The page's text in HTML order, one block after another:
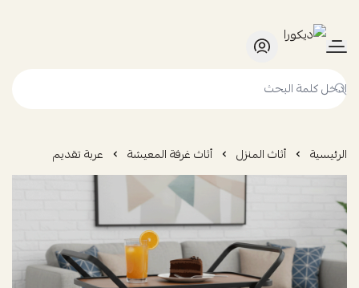
ديكورا
الرئيسية أثاث المنزل أثاث غرفة المعيشة عربة تقديم